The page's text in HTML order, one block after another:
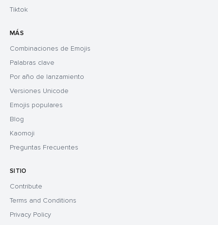
Tiktok
MÁS
Combinaciones de Emojis
Palabras clave
Por año de lanzamiento
Versiones Unicode
Emojis populares
Blog
Kaomoji
Preguntas Frecuentes
SITIO
Contribute
Terms and Conditions
Privacy Policy